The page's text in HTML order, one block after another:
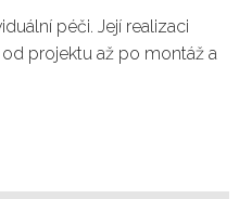
péči. Její realizaci
projektu až po montáž a